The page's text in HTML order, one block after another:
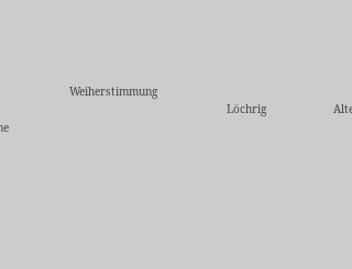
Weiherstimmung
Löchrig